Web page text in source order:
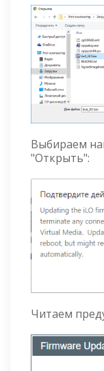
Выбираем
"Открыть":
Читаем